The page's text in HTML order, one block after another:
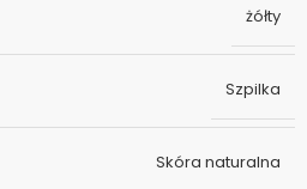
żółty
Szpilka
Skóra naturalna